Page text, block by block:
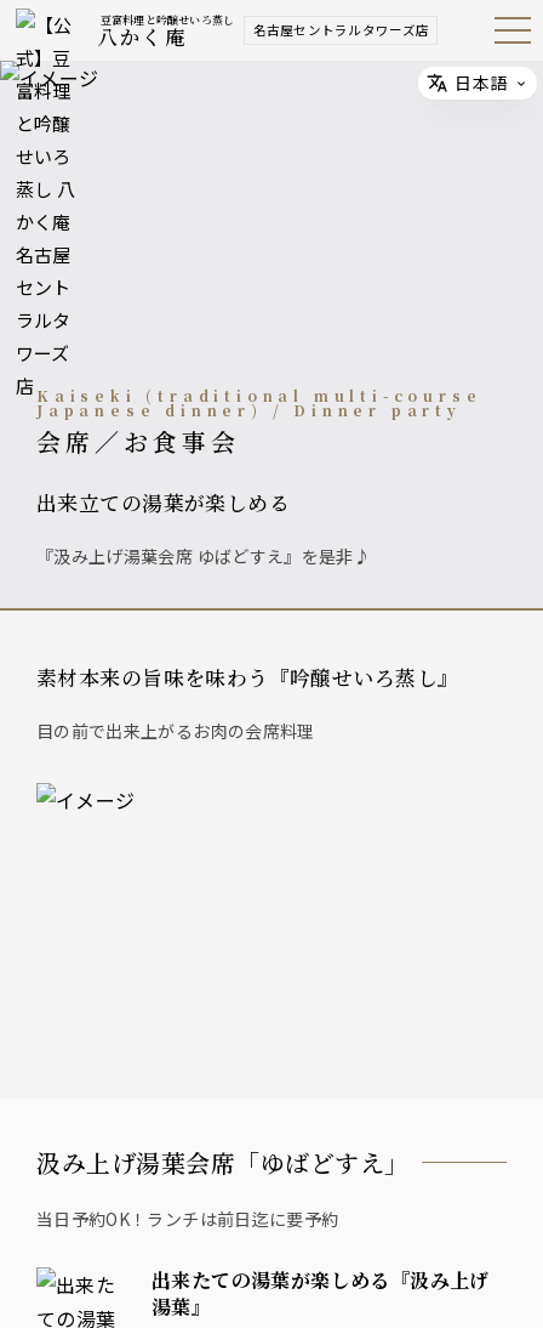
豆富料理と吟醸せいろ蒸し
八かく庵 名古屋セントラルタワーズ店 Open
Navig
Kaiseki (traditional multi-course
Japanese dinner) / Dinner party
会席／お食事会
出来立ての湯葉が楽しめる
『汲み上げ湯葉会席 ゆばどすえ』を是非♪
素材本来の旨味を味わう『吟醸せいろ蒸し』
目の前で出来上がるお肉の会席料理
汲み上げ湯葉会席「ゆばどすえ」
当日予約OK！ランチは前日迄に要予約
出来たての湯葉が楽しめる『汲み上げ
湯葉』
Select
日本語